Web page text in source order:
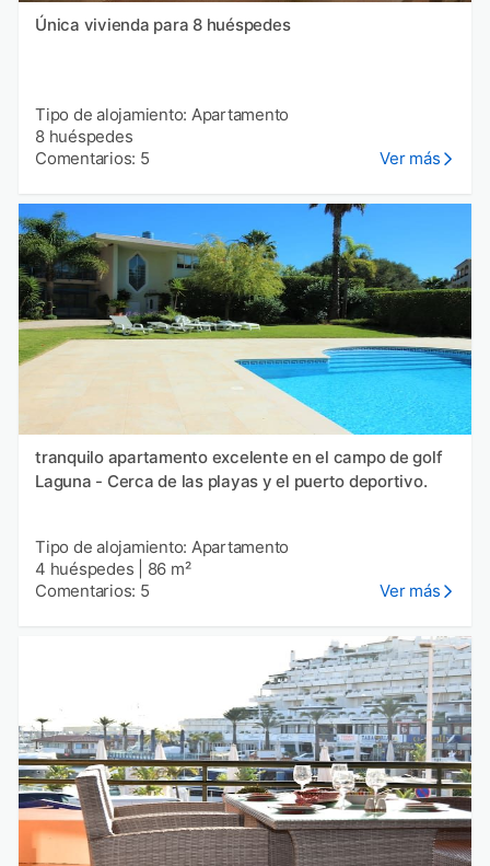
Única vivienda para 8 huéspedes
Tipo de alojamiento: Apartamento
8 huéspedes
Comentarios: 5
Ver más
tranquilo apartamento excelente en el campo de golf
Laguna - Cerca de las playas y el puerto deportivo.
Tipo de alojamiento: Apartamento
4 huéspedes
86 m²
Comentarios: 5
Ver más